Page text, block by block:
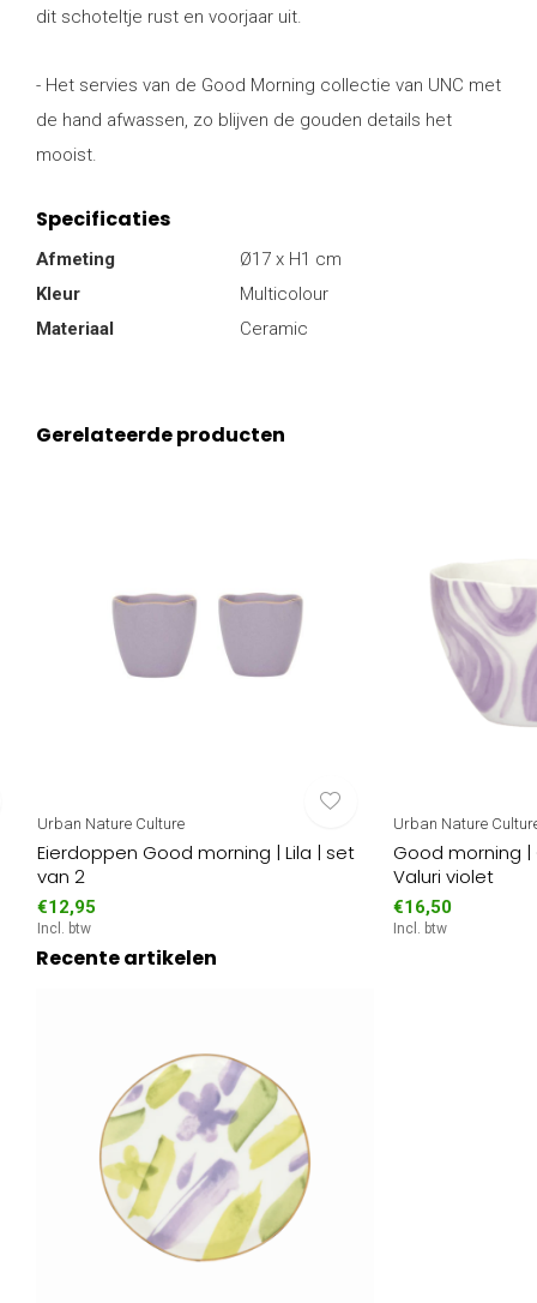
dit schoteltje rust en voorjaar uit.
- Het servies van de Good Morning collectie van UNC met
de hand afwassen, zo blijven de gouden details het
mooist.
Specificaties
Afmeting
Ø17 x H1 cm
Kleur
Multicolour
Materiaal
Ceramic
Gerelateerde producten
Urban Nature Culture
Eierdoppen Good morning | Lila | set
van 2
€12,95
Incl. btw
Urban Nature
Good morning
Valuri violet
€16,50
Incl. btw
Recente artikelen